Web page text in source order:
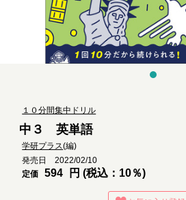
１０分間集中ドリル
中３ 英単語
学研プラス(編)
発売日 2022/02/10
定価
594 円 (税込：10％)